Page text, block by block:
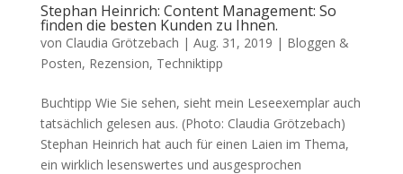
Ste­phan Heinrich: Content Manage­ment: So
finden die besten Kunden zu Ihnen.
von Claudia Grötzebach | Aug. 31, 2019 | Bloggen &
Posten, Rezension, Techniktipp
Buchtipp Wie Sie sehen, sieht mein Leseexemplar auch
tatsächlich gelesen aus. (Photo: Claudia Grötzebach)
Stephan Heinrich hat auch für einen Laien im Thema,
ein wirklich lesenswertes und ausgesprochen